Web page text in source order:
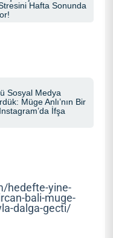
hedefte-yine-
bali-muge-
dalga-gecti/